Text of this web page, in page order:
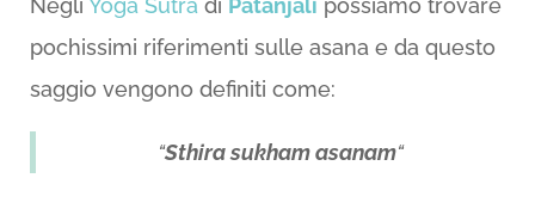
Negli Yoga Sutra di Patanjali possiamo trovare
pochissimi riferimenti sulle asana e da questo
saggio vengono definiti come:
“Sthira sukham asanam“